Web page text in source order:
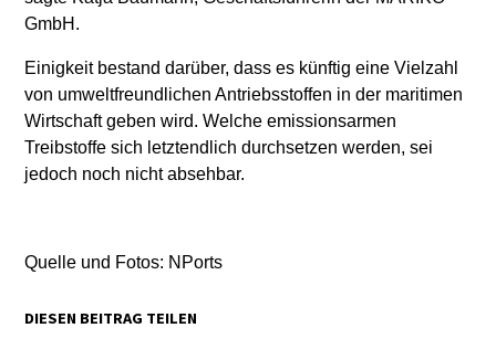
GmbH.
Einigkeit bestand darüber, dass es künftig eine Vielzahl
von umweltfreundlichen Antriebsstoffen in der maritimen
Wirtschaft geben wird. Welche emissionsarmen
Treibstoffe sich letztendlich durchsetzen werden, sei
jedoch noch nicht absehbar.
Quelle und Fotos: NPorts
DIESEN BEITRAG TEILEN